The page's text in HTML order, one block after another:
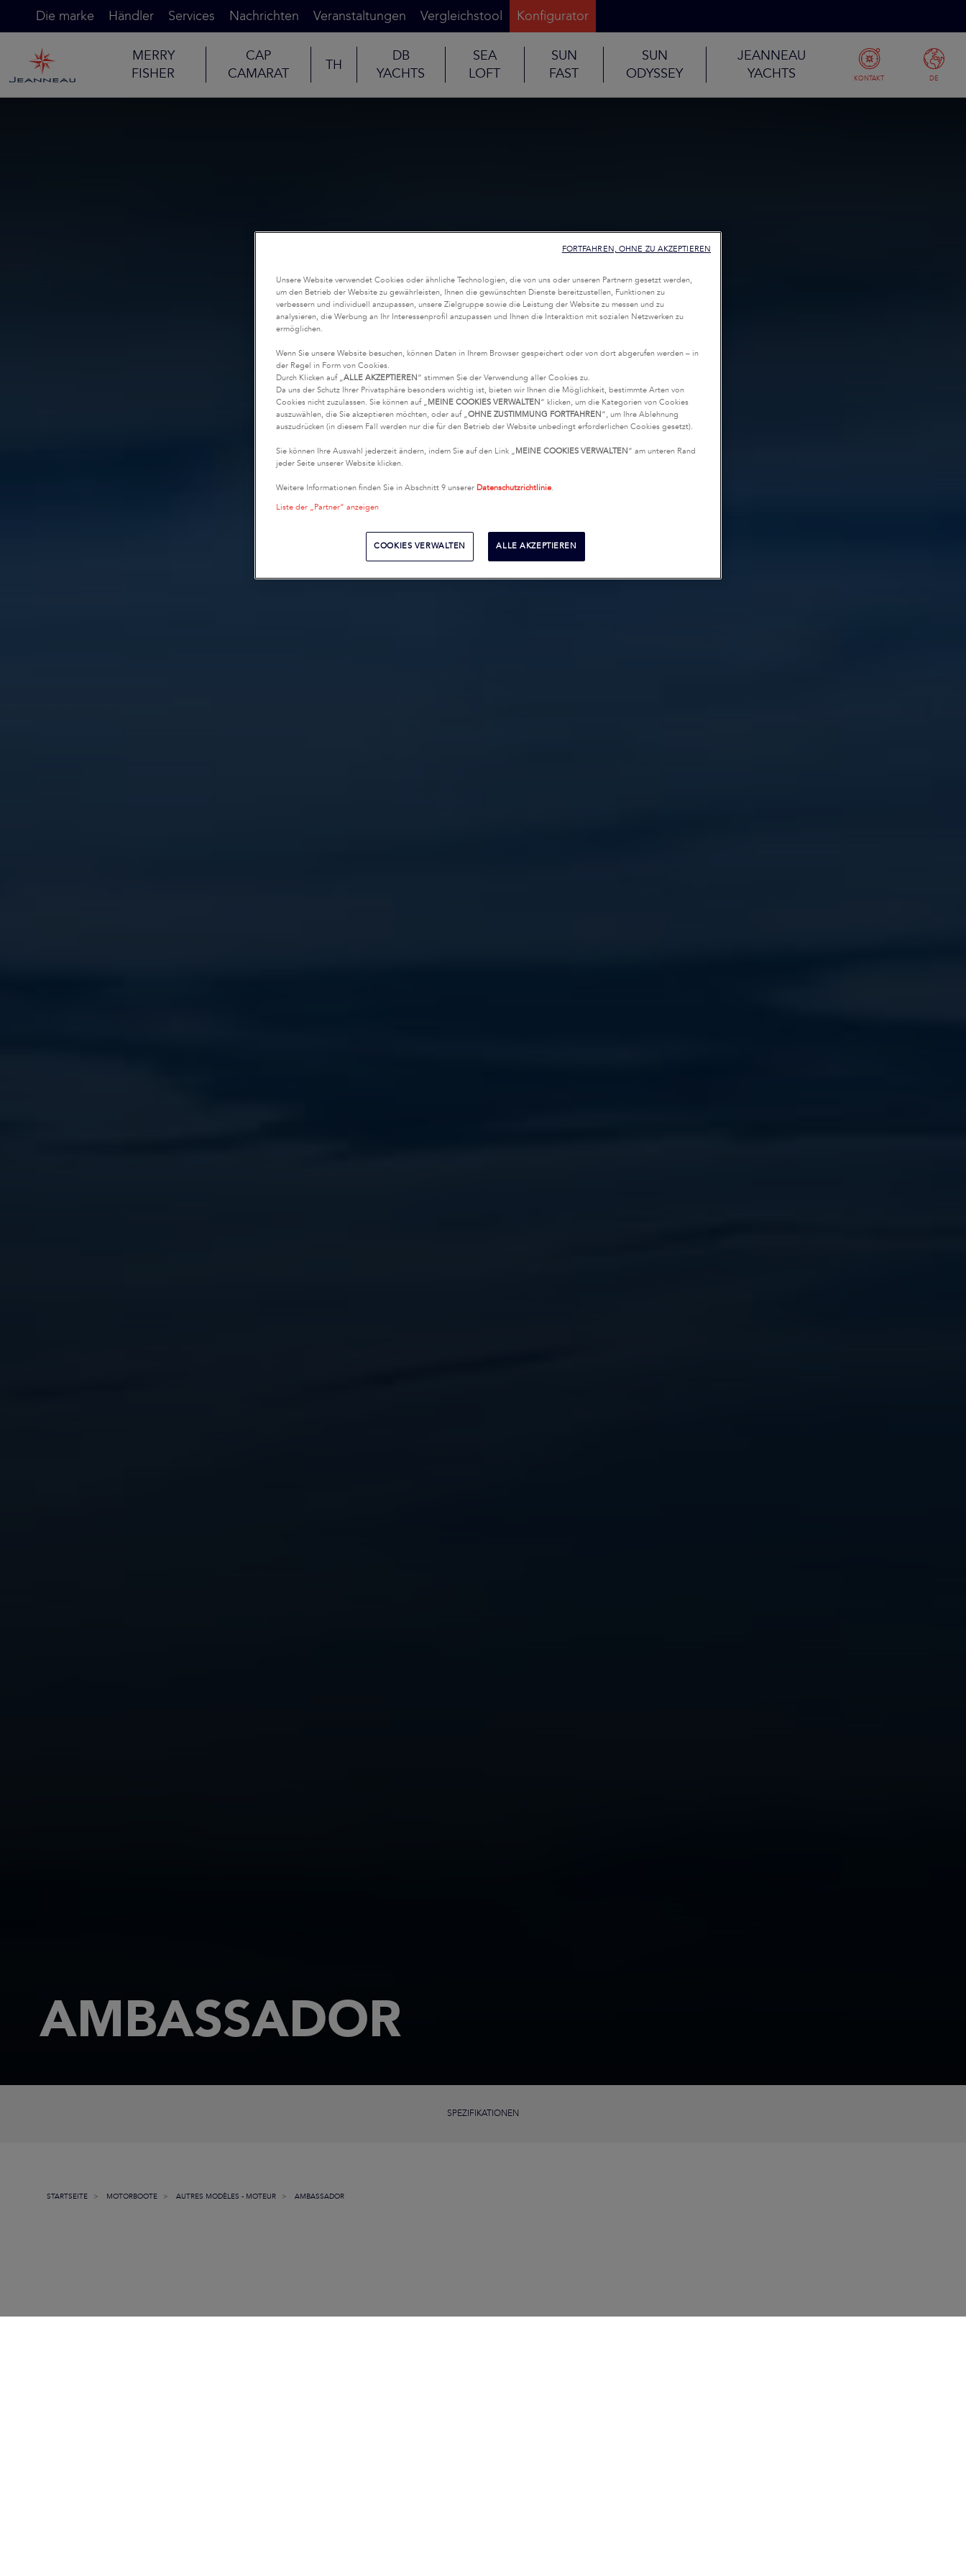
Die marke Händler Services Nachrichten Veranstaltungen Vergleichstool Konfigurator
MERRY
FISHER
CAP
CAMARAT
TH
DB
YACHTS
SEA
LOFT
SUN
FAST
SUN
ODYSSEY
JEANNEAU
YACHTS
KONTAKT DE
AMBASSADOR
SPEZIFIKATIONEN
STARTSEITE MOTORBOOTE AUTRES MODÈLES - MOTEUR AMBASSADOR
Unsere Website verwendet Cookies oder ähnliche Technologien, die von uns oder unseren Partnern gesetzt werden,
um den Betrieb der Website zu gewährleisten, Ihnen die gewünschten Dienste bereitzustellen, Funktionen zu
verbessern und individuell anzupassen, unsere Zielgruppe sowie die Leistung der Website zu messen und zu
analysieren, die Werbung an Ihr Interessenprofil anzupassen und Ihnen die Interaktion mit sozialen Netzwerken zu
ermöglichen.
Wenn Sie unsere Website besuchen, können Daten in Ihrem Browser gespeichert oder von dort abgerufen werden – in
der Regel in Form von Cookies.
Durch Klicken auf „ALLE AKZEPTIEREN“ stimmen Sie der Verwendung aller Cookies zu.
Da uns der Schutz Ihrer Privatsphäre besonders wichtig ist, bieten wir Ihnen die Möglichkeit, bestimmte Arten von
Cookies nicht zuzulassen. Sie können auf „MEINE COOKIES VERWALTEN“ klicken, um die Kategorien von Cookies
auszuwählen, die Sie akzeptieren möchten, oder auf „OHNE ZUSTIMMUNG FORTFAHREN“, um Ihre Ablehnung
auszudrücken (in diesem Fall werden nur die für den Betrieb der Website unbedingt erforderlichen Cookies gesetzt).
Sie können Ihre Auswahl jederzeit ändern, indem Sie auf den Link „MEINE COOKIES VERWALTEN“ am unteren Rand
jeder Seite unserer Website klicken.
Weitere Informationen finden Sie in Abschnitt 9 unserer Datenschutzrichtlinie.
Liste der „Partner“ anzeigen
COOKIES VERWALTEN ALLE AKZEPTIEREN
FORTFAHREN, OHNE ZU AKZEPTIEREN